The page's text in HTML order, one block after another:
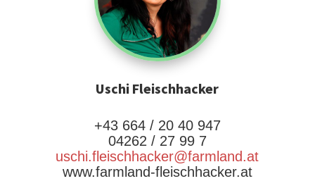
Uschi Fleischhacker
+43 664 / 20 40 947
04262 / 27 99 7
uschi.fleischhacker@farmland.at
www.farmland-fleischhacker.at